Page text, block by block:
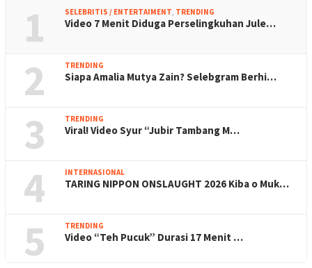
1 SELEBRITIS / ENTERTAIMENT, TRENDING
Video 7 Menit Diduga Perselingkuhan Jule…
2 TRENDING
Siapa Amalia Mutya Zain? Selebgram Berhi…
3 TRENDING
Viral! Video Syur “Jubir Tambang M…
4 INTERNASIONAL
TARING NIPPON ONSLAUGHT 2026 Kiba o Muk…
5 TRENDING
Video “Teh Pucuk” Durasi 17 Menit …